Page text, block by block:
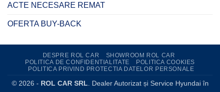
ACTE NECESARE REMAT
OFERTA BUY-BACK
DESPRE ROL CAR
SHOWROOM ROL CAR
POLITICA DE CONFIDENTIALITATE
POLITICA COOKIES
POLITICA PRIVIND PROTECTIA DATELOR PERSONALE
© 2026 - ROL CAR SRL . Dealer Autorizat și Service Hyundai în